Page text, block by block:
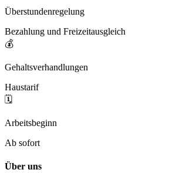
Überstundenregelung
Bezahlung und Freizeitausgleich
💰
Gehaltsverhandlungen
Haustarif
🗓️
Arbeitsbeginn
Ab sofort
Über uns